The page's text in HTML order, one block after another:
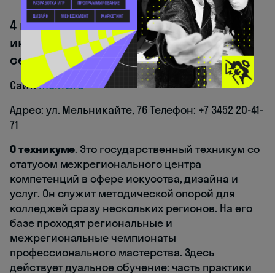
4 место — Тюменский техникум
индустрии питания, коммерции и
сервиса, МЦК
Сайт:mck72.ru
Адрес: ул. Мельникайте, 76 Телефон: +7 3452 20-41-
71
О техникуме. Это государственный техникум со
статусом межрегионального центра
компетенций в сфере искусства, дизайна и
услуг. Он служит методической опорой для
колледжей сразу нескольких регионов. На его
базе проходят региональные и
межрегиональные чемпионаты
профессионального мастерства. Здесь
действует дуальное обучение: часть практики